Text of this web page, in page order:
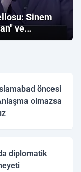
Sinem
ve
öncesi
olmazsa
diplomatik